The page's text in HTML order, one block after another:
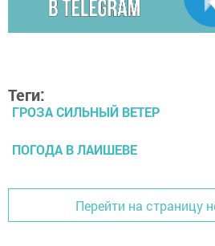
Теги:
ГРОЗА СИЛЬНЫЙ ВЕТЕР
ПОГОДА В ЛАИШЕВЕ
Перейти на страницу